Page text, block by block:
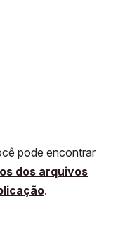
pode encontrar
dos arquivos
.